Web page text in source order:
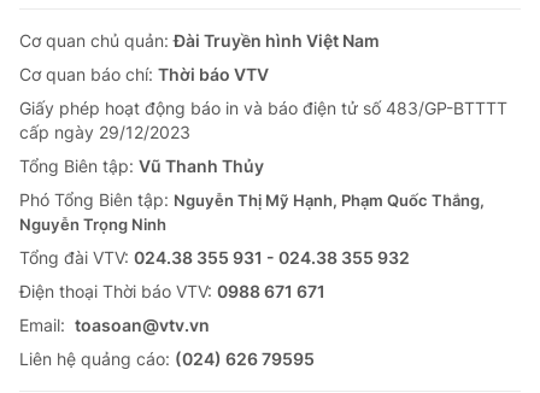
Cơ quan chủ quản:Đài Truyền hình Việt Nam
Cơ quan báo chí: Thời báo VTV
Giấy phép hoạt động báo in và báo điện tử số 483/GP-BTTTT
cấp ngày 29/12/2023
Tổng Biên tập: Vũ Thanh Thủy
Phó Tổng Biên tập: Nguyễn Thị Mỹ Hạnh, Phạm Quốc Thắng,
Nguyễn Trọng Ninh
Tổng đài VTV: 024.38 355 931 - 024.38 355 932
Ðiện thoại Thời báo VTV: 0988 671 671
Email: toasoan@vtv.vn
Liên hệ quảng cáo: (024) 626 79595